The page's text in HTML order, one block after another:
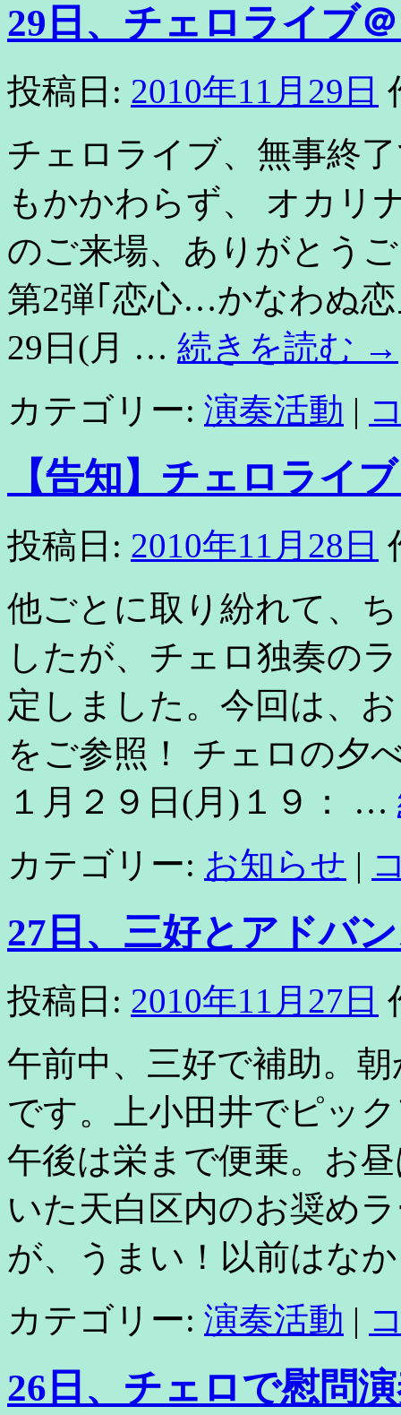
29日、チェロライブ
投稿日: 2010年11月29日
チェロライブ、無事終
もかかわらず、 オカリ
のご来場、ありがとう
第2弾｢恋心…かなわぬ恋
29日(月 … 続きを読む →
カテゴリー: 演奏活動 |
【告知】チェロライ
投稿日: 2010年11月28日
他ごとに取り紛れて、
したが、チェロ独奏の
定しました。今回は、
をご参照！ チェロの夕
１月２９日(月)１９： …
カテゴリー: お知らせ |
27日、三好とアドバ
投稿日: 2010年11月27日
午前中、三好で補助。
です。上小田井でピッ
午後は栄まで便乗。お
いた天白区内のお奨め
が、うまい！以前はな
カテゴリー: 演奏活動 |
26日、チェロで慰問